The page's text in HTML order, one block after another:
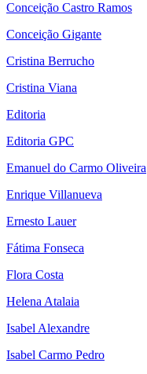
Conceição Castro Ramos
Conceição Gigante
Cristina Berrucho
Cristina Viana
Editoria
Editoria GPC
Emanuel do Carmo Oliveira
Enrique Villanueva
Ernesto Lauer
Fátima Fonseca
Flora Costa
Helena Atalaia
Isabel Alexandre
Isabel Carmo Pedro